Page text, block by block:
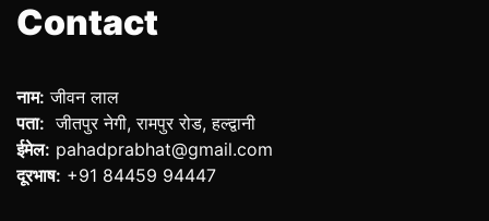
Contact
नाम: जीवन लाल
पता: जीतपुर नेगी, रामपुर रोड, हल्द्वानी
ईमेल: pahadprabhat@gmail.com
दूरभाष: +91 84459 94447